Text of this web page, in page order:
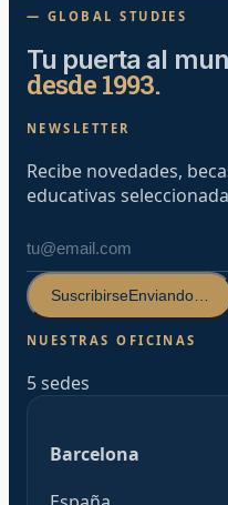
— GLOBAL STUDIES
Tu puerta al
desde 1993.
NEWSLETTER
Recibe novedades,
educativas
SuscribirseEnviando…
NUESTRAS OFICINAS
5 sedes
Barcelona